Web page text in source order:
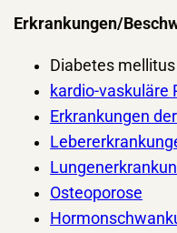
Erkrankungen/
Diabetes mellitus
kardio-vaskuläre
Erkrankungen
Osteoporose